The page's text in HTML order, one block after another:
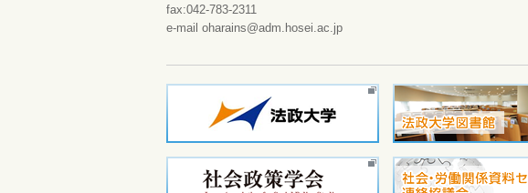
fax:042-783-2311
e-mail oharains@adm.hosei.ac.jp